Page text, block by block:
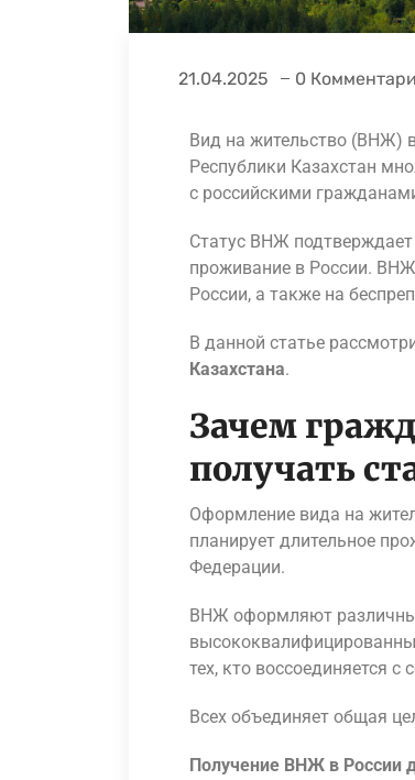
21.04.2025 0
Вид на жительство (ВНЖ)
Республики Казахстан
с российскими
Статус ВНЖ
проживание в России.
России, а также на
В данной статье
Казахстана.
Зачем
получать
Оформление вида на
планирует длительное
Федерации.
ВНЖ оформляют
тех, кто воссоединяется
Всех объединяет общая
Получение ВНЖ в России